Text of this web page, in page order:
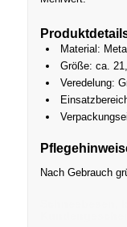
Material: Metall
Größe: ca.
Veredelung:
Nach Gebrauch